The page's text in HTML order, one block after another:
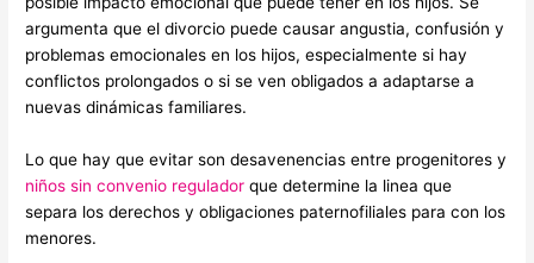
argumenta que el divorcio puede causar angustia, confusión y
problemas emocionales en los hijos, especialmente si hay
conflictos prolongados o si se ven obligados a adaptarse a
nuevas dinámicas familiares.
Lo que hay que evitar son desavenencias entre progenitores y
niños sin convenio regulador que determine la linea que
separa los derechos y obligaciones paternofiliales para con los
menores.